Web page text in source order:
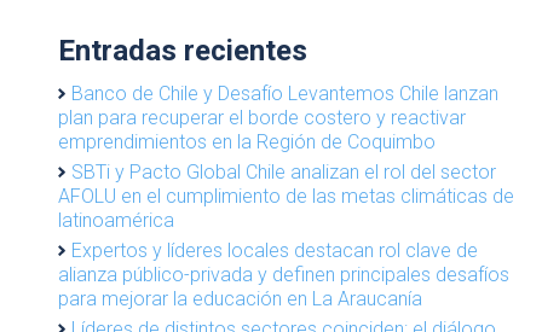
Entradas recientes
Banco de Chile y Desafío Levantemos Chile lanzan
plan para recuperar el borde costero y reactivar
emprendimientos en la Región de Coquimbo
SBTi y Pacto Global Chile analizan el rol del sector
AFOLU en el cumplimiento de las metas climáticas de
latinoamérica
Expertos y líderes locales destacan rol clave de
alianza público-privada y definen principales desafíos
para mejorar la educación en La Araucanía